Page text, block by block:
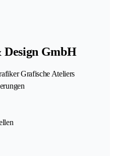
GmbH
Grafische Ateliers